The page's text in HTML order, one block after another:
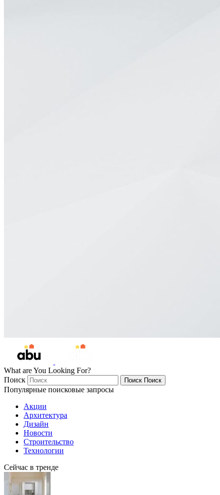
What are You Looking For?
Поиск
Поиск Поиск
Популярные поисковые запросы
Акции
Архитектура
Дизайн
Новости
Строительство
Технологии
Сейчас в тренде